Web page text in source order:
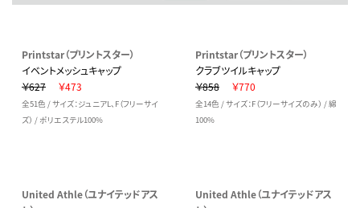
Printstar（プリントスター）
イベントメッシュキャップ
￥627
￥473
全51色 / サイズ：ジュニアL、F（フリーサイ
ズ） / ポリエステル100%
Printstar（プリントスター）
クラブツイルキャップ
￥858
￥770
全14色 / サイズ：F（フリーサイズのみ） / 綿
100%
United Athle（ユナイテッドアス
United Athle（ユナイテッドアス